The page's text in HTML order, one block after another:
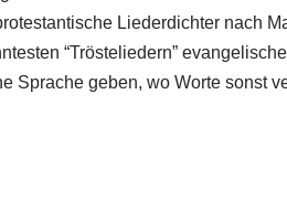
Liederdichter nach
“Trösteliedern”
Sprache geben, wo Worte sonst